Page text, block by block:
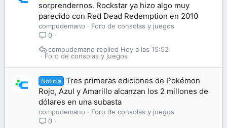
sorprendernos. Rockstar ya hizo algo muy
parecido con Red Dead Redemption en 2010
compudemano
Foro de consolas y juegos
0
Foro de consolas y juegos
Hoy a las 15:52
compudemano
Noticia
Tres primeras ediciones de Pokémon
Rojo, Azul y Amarillo alcanzan los 2 millones de
dólares en una subasta
compudemano
Foro de consolas y juegos
0